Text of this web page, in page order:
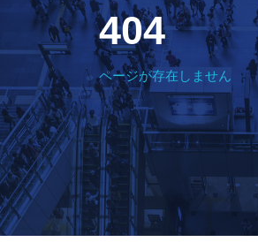
404
ページが存在しません